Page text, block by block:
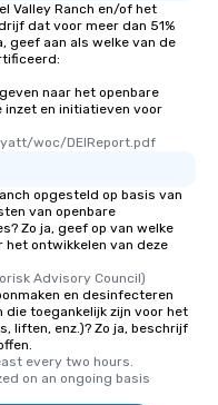
Valley Ranch en/of het
dat voor meer dan 51%
geef aan als welke van de
naar het openbare
inzet en initiatieven voor
woc/DEIReport.pdf
opgesteld op basis van
van openbare
Zo ja, geef op van welke
ontwikkelen van deze
Advisory Council)
en desinfecteren
die toegankelijk zijn voor het
liften, enz.)? Zo ja, beschrijf
every two hours.
on an ongoing basis